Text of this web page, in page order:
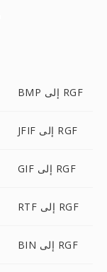
BMP إلى RGF
JFIF إلى RGF
GIF إلى RGF
RTF إلى RGF
BIN إلى RGF